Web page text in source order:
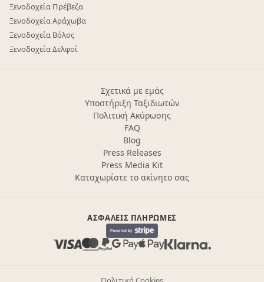
Ξενοδοχεία Πρέβεζα
Ξενοδοχεία Αράχωβα
Ξενοδοχεία Βόλος
Ξενοδοχεία Δελφοί
Σχετικά με εμάς
Υποστήριξη Ταξιδιωτών
Πολιτική Ακύρωσης
FAQ
Blog
Press Releases
Press Media Kit
Καταχωρίστε το ακίνητο σας
ΑΣΦΑΛΕΊΣ ΠΛΗΡΩΜΈΣ